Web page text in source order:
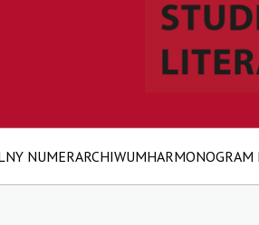
NUMERARCHIWUM